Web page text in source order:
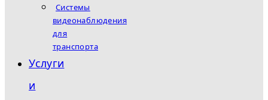
Системы
видеонаблюдения
для
транспорта
Услуги
и